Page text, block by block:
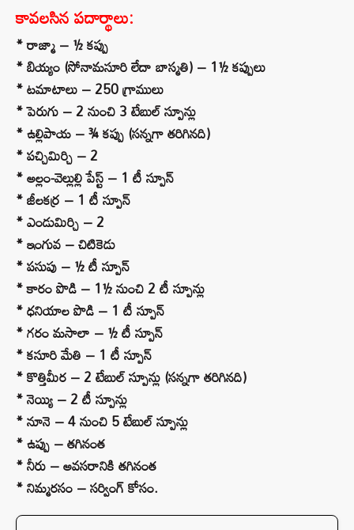
కావలసిన పదార్థాలు:
* రాజ్మా – ½ కప్పు
* బియ్యం (సోనామసూరి లేదా బాస్మతి) – 1½ కప్పులు
* టమాటాలు – 250 గ్రాములు
* పెరుగు – 2 నుంచి 3 టేబుల్ స్పూన్లు
* ఉల్లిపాయ – ¾ కప్పు (సన్నగా తరిగినది)
* పచ్చిమిర్చి – 2
* అల్లం-వెల్లుల్లి పేస్ట్ – 1 టీ స్పూన్
* జీలకర్ర – 1 టీ స్పూన్
* ఎండుమిర్చి – 2
* ఇంగువ – చిటికెడు
* పసుపు – ½ టీ స్పూన్
* కారం పొడి – 1½ నుంచి 2 టీ స్పూన్లు
* ధనియాల పొడి – 1 టీ స్పూన్
* గరం మసాలా – ½ టీ స్పూన్
* కసూరి మేతి – 1 టీ స్పూన్
* కొత్తిమీర – 2 టేబుల్ స్పూన్లు (సన్నగా తరిగినది)
* నెయ్యి – 2 టీ స్పూన్లు
* నూనె – 4 నుంచి 5 టేబుల్ స్పూన్లు
* ఉప్పు – తగినంత
* నీరు – అవసరానికి తగినంత
* నిమ్మరసం – సర్వింగ్ కోసం.